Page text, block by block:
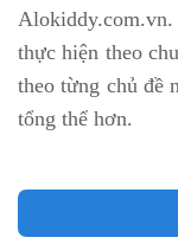
Alokiddy.com.vn.
thực hiện theo
theo từng chủ đề
tổng thể hơn.